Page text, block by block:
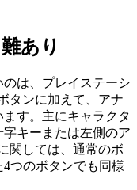
あり
は、プレイステーシ
タンに加えて、アナ
す。主にキャラクタ
キーまたは左側のア
関しては、通常のボ
つのボタンでも同様